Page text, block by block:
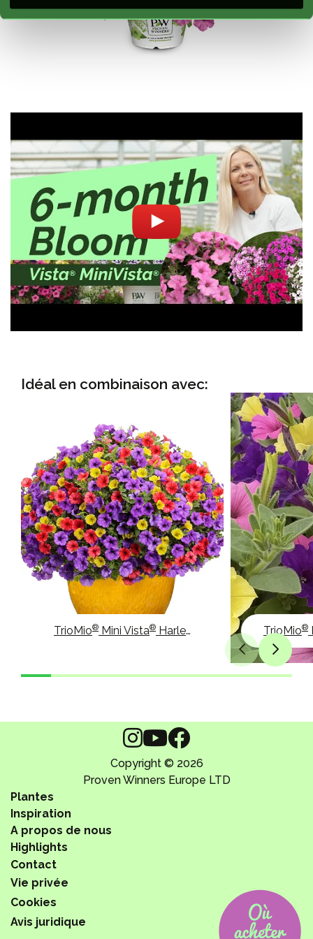
Idéal en combinaison avec:
TrioMio® Mini Vista® Harlekin TrioMio®
Copyright © 2026
Proven Winners Europe LTD
Plantes
Inspiration
A propos de nous
Vie privée
Cookies
Avis juridique
Highlights
Contact